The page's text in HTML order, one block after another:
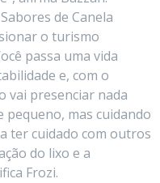
de Canela
o turismo
passa uma vida
e, com o
vai presenciar nada
pequeno, mas cuidando
ter cuidado com outros
do lixo e a
Frozi.